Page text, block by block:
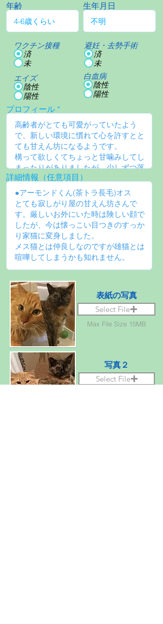
年齢
ワクチン接種
済
未
エイズ
陰性
陽性
生年月日
避妊・去勢手術
済
未
白血病
陰性
陽性
プロフィール
詳細情報（任意項目）
表紙の写真
Select File
Max File Size 15MB
写真２
Select File